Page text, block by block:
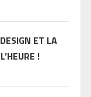
ET LA
!